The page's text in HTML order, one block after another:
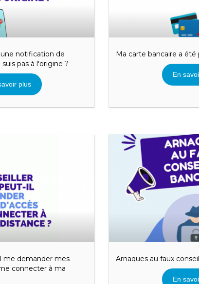
notification de
pas à l'origine ?
plus
Ma carte bancaire a été
En
me demander mes
connecter à ma
Arnaques au faux
En